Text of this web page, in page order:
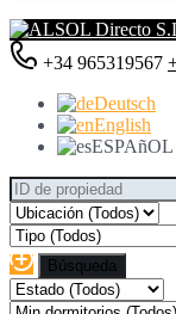
+34 965319567
Deutsch
English
ESPAñOL